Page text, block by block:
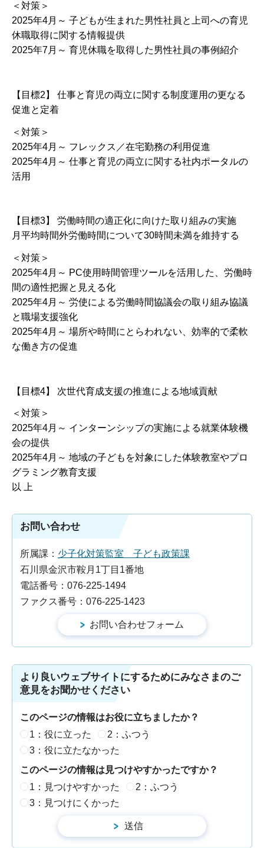
＜対策＞
2025年4月～ 子どもが生まれた男性社員と上司への育児
休職取得に関する情報提供
2025年7月～ 育児休職を取得した男性社員の事例紹介
【目標2】 仕事と育児の両立に関する制度運用の更なる
促進と定着
＜対策＞
2025年4月～ フレックス／在宅勤務の利用促進
2025年4月～ 仕事と育児の両立に関する社内ポータルの
活用
【目標3】 労働時間の適正化に向けた取り組みの実施
月平均時間外労働時間について30時間未満を維持する
＜対策＞
2025年4月～ PC使用時間管理ツールを活用した、労働時
間の適性把握と見える化
2025年4月～ 労使による労働時間協議会の取り組み協議
と職場支援強化
2025年4月～ 場所や時間にとらわれない、効率的で柔軟
な働き方の促進
【目標4】 次世代育成支援の推進による地域貢献
＜対策＞
2025年4月～ インターンシップの実施による就業体験機
会の提供
2025年4月～ 地域の子どもを対象にした体験教室やプロ
グラミング教育支援
以 上
お問い合わせ
所属課： 少子化対策監室 子ども政策課
石川県金沢市鞍月1丁目1番地
電話番号：076-225-1494
ファクス番号：076-225-1423
より良いウェブサイトにするためにみなさまのご
意見をお聞かせください
このページの情報はお役に立ちましたか？
1：役に立った
2：ふつう
3：役に立たなかった
このページの情報は見つけやすかったですか？
1：見つけやすかった
2：ふつう
3：見つけにくかった